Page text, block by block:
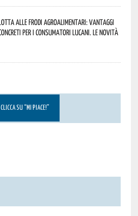
alle frodi agroalimentari: vantaggi
per i consumatori lucani. Le novità
SU “MI PIACE!”